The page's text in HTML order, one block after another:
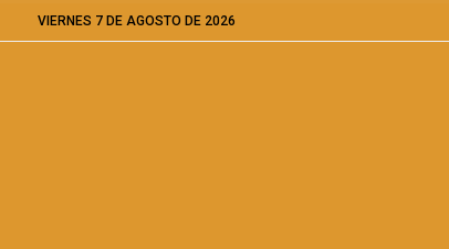
VIERNES 7 DE AGOSTO DE 2026